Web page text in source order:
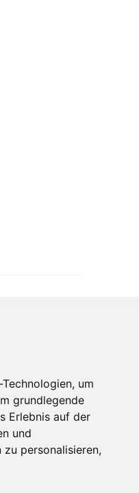
um
grundlegende
Erlebnis auf der
und
personalisieren,
und
rund um die